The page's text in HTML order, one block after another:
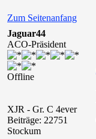
Zum Seitenanfang
Jaguar44
ACO-Präsident
Offline
XJR - Gr. C 4ever
Beiträge: 22751
Stockum